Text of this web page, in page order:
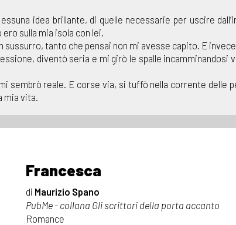
idea brillante, di quelle necessarie per uscire
sulla mia isola con lei.
tanto che pensai non mi avesse capito. E
diventò seria e mi girò le spalle
sembrò reale. E corse via, si tuffò nella corrente delle
mia vita.
Francesca
di Maurizio Spano
PubMe - collana Gli scrittori della porta accanto
Romance